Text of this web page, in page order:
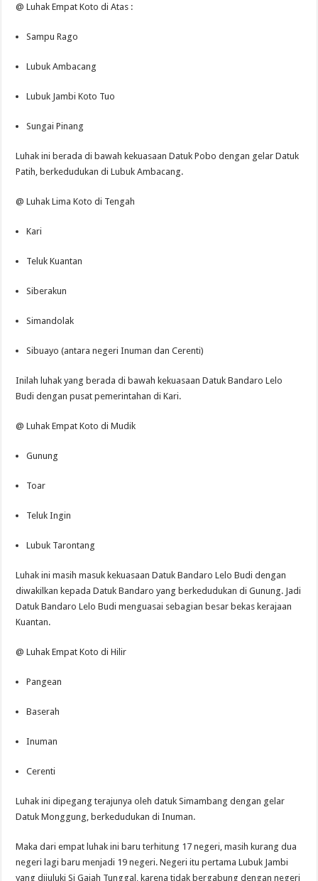
@ Luhak Empat Koto di Atas :
Sampu Rago
Lubuk Ambacang
Lubuk Jambi Koto Tuo
Sungai Pinang
Luhak ini berada di bawah kekuasaan Datuk Pobo dengan gelar Datuk
Patih, berkedudukan di Lubuk Ambacang.
@ Luhak Lima Koto di Tengah
Kari
Teluk Kuantan
Siberakun
Simandolak
Sibuayo (antara negeri Inuman dan Cerenti)
Inilah luhak yang berada di bawah kekuasaan Datuk Bandaro Lelo
Budi dengan pusat pemerintahan di Kari.
@ Luhak Empat Koto di Mudik
Gunung
Toar
Teluk Ingin
Lubuk Tarontang
Luhak ini masih masuk kekuasaan Datuk Bandaro Lelo Budi dengan
diwakilkan kepada Datuk Bandaro yang berkedudukan di Gunung. Jadi
Datuk Bandaro Lelo Budi menguasai sebagian besar bekas kerajaan
Kuantan.
@ Luhak Empat Koto di Hilir
Pangean
Baserah
Inuman
Cerenti
Luhak ini dipegang terajunya oleh datuk Simambang dengan gelar
Datuk Monggung, berkedudukan di Inuman.
Maka dari empat luhak ini baru terhitung 17 negeri, masih kurang dua
negeri lagi baru menjadi 19 negeri. Negeri itu pertama Lubuk Jambi
yang dijuluki Si Gajah Tunggal, karena tidak bergabung dengan negeri